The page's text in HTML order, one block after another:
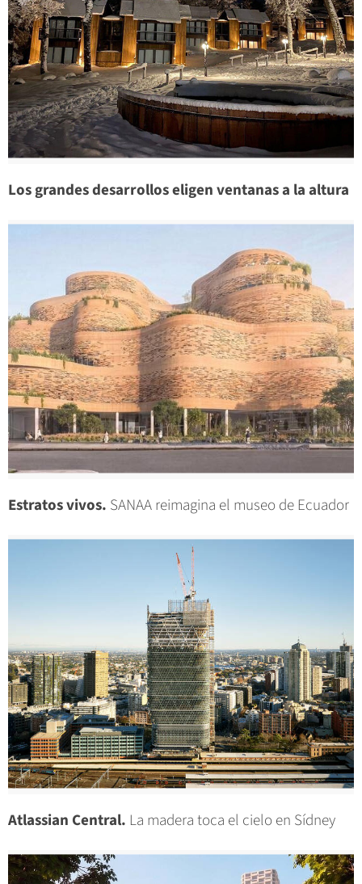
Los grandes desarrollos eligen ventanas a la altura
Estratos vivos. SANAA reimagina el museo de Ecuador
Atlassian Central. La madera toca el cielo en Sídney